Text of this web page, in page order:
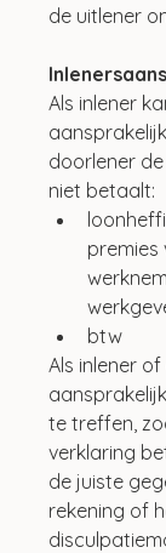
de uitlener
Als inlener
doorlener
niet betaalt:
premies
btw
Als inlener
te treffen,
verklaring
de juiste
rekening of